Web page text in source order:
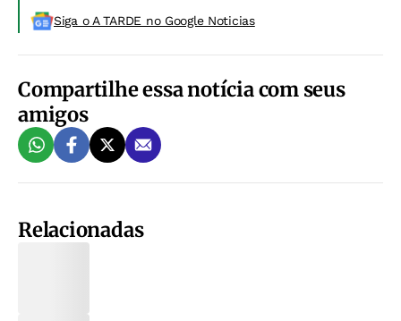
Siga o A TARDE no Google Noticias
Compartilhe essa notícia com seus
amigos
Relacionadas